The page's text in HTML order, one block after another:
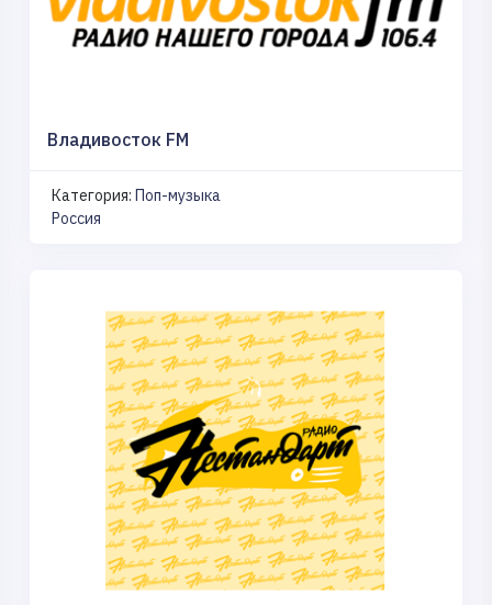
Владивосток FM
Категория: Поп-музыка
Россия